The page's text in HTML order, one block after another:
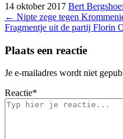
14 oktober 2017 Bert
Bericht
navigatie
← Nipte zege tegen
Fragmentje uit de partij Florin
Plaats een reactie
Je e-mailadres wordt niet
Reactie*